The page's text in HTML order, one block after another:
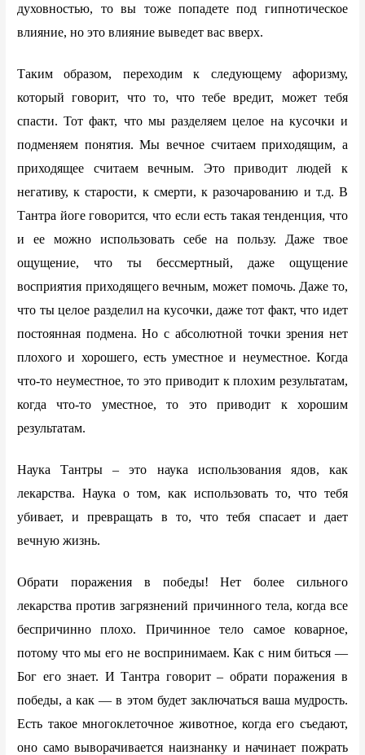
духовностью, то вы тоже попадете под гипнотическое
влияние, но это влияние выведет вас вверх.
Таким образом, переходим к следующему афоризму,
который говорит, что то, что тебе вредит, может тебя
спасти. Тот факт, что мы разделяем целое на кусочки и
подменяем понятия. Мы вечное считаем приходящим, а
приходящее считаем вечным. Это приводит людей к
негативу, к старости, к смерти, к разочарованию и т.д. В
Тантра йоге говорится, что если есть такая тенденция, что
и ее можно использовать себе на пользу. Даже твое
ощущение, что ты бессмертный, даже ощущение
восприятия приходящего вечным, может помочь. Даже то,
что ты целое разделил на кусочки, даже тот факт, что идет
постоянная подмена. Но с абсолютной точки зрения нет
плохого и хорошего, есть уместное и неуместное. Когда
что-то неуместное, то это приводит к плохим результатам,
когда что-то уместное, то это приводит к хорошим
результатам.
Наука Тантры – это наука использования ядов, как
лекарства. Наука о том, как использовать то, что тебя
убивает, и превращать в то, что тебя спасает и дает
вечную жизнь.
Обрати поражения в победы! Нет более сильного
лекарства против загрязнений причинного тела, когда все
беспричинно плохо. Причинное тело самое коварное,
потому что мы его не воспринимаем. Как с ним биться —
Бог его знает. И Тантра говорит – обрати поражения в
победы, а как — в этом будет заключаться ваша мудрость.
Есть такое многоклеточное животное, когда его съедают,
оно само выворачивается наизнанку и начинает пожрать